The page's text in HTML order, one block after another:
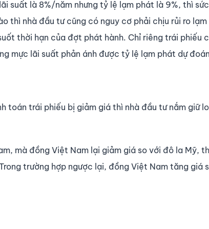
suất là 8%/năm nhưng tỷ lệ lạm phát là 9%, thì sức
thì nhà đầu tư cũng có nguy cơ phải chịu rủi ro lạm
thời hạn của đợt phát hành. Chỉ riêng trái phiếu
mực lãi suất phản ánh được tỷ lệ lạm phát dự
toán trái phiếu bị giảm giá thì nhà đầu tư nắm giữ
mà đồng Việt Nam lại giảm giá so với đô la Mỹ,
trường hợp ngược lại, đồng Việt Nam tăng giá